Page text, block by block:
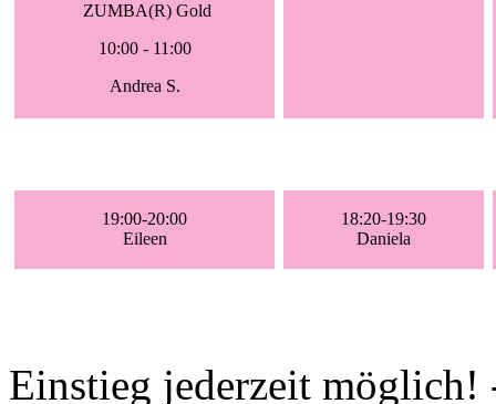
ZUMBA(R) Gold
10:00 - 11:00
Andrea S.
19:00-20:00
Eileen
18:20-19:30
Daniela
Einstieg jederzeit möglich!